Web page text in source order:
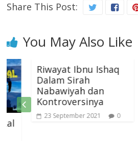
Share This Post:
You May Also Like
Riwayat Ibnu Ishaq
Dalam Sirah
Nabawiyah dan
Kontroversinya
23 September 2021 0